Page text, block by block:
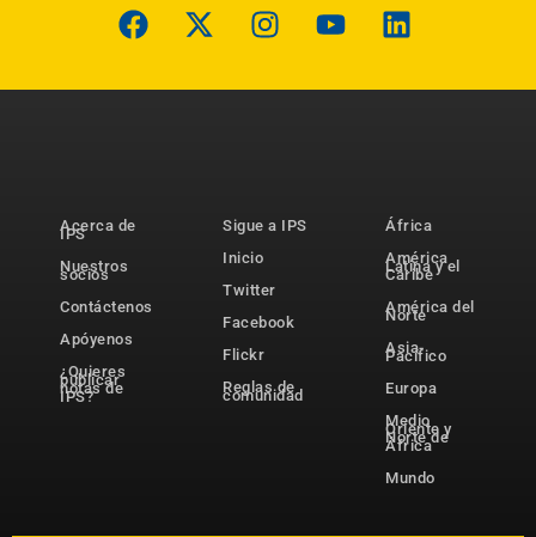
Acerca de
IPS
Nuestros
socios
Contáctenos
Apóyenos
¿Quieres
publicar
notas de
IPS?
Sigue a IPS
Inicio
Twitter
Facebook
Flickr
Reglas de
comunidad
África
América
Latina y el
Caribe
América del
Norte
Asia-
Pacífico
Europa
Medio
Oriente y
Norte de
África
Mundo